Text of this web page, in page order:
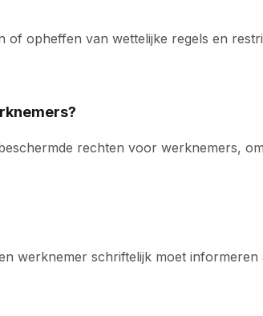
of opheffen van wettelijke regels en
rechten voor werknemers,
werknemer schriftelijk moet